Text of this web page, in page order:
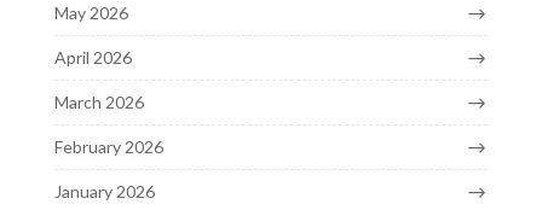
May 2026
April 2026
March 2026
February 2026
January 2026